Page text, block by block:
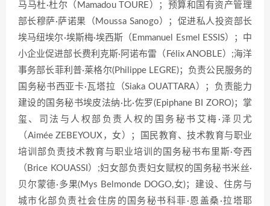
马马杜·杜尔（Mamadou TOURE）；预算和国有资产管理
部长穆萨·萨诺果（Moussa Sanogo）；促进私人投资部长
埃马纽埃尔·埃斯梅·埃西斯（Emmanuel Esmel ESSIS）；中
小企业促进部长费利克斯·阿诺布雷（Félix ANOBLE）;海洋
事务部长菲利普·莱格尔(Philippe LEGRE)；负责公民服务的
国务秘书西亚卡·瓦塔拉（Siaka OUATTARA）；负责能力
建设的国务秘书埃皮法纳·比·佐罗(Epiphane BI ZORO)；掌
玺、司法与人权部负责人权的国务秘书艾梅·泽贝尤
（Aimée ZEBEYOUX，女）；国民教育、技术教育与职业
培训部负责技术教育与职业培训的国务秘书布里斯·夸西
（Brice KOUASSI）;妇女部负责妇女赋权的国务秘书米丝·
贝尔蒙德·多果(Mys Belmonde DOGO,女)；建设、住房与
城市化部负责社会住房的国务秘书科菲·恩盖桑·拉塔耶